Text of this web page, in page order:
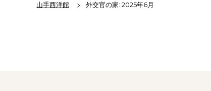
山手西洋館 外交官の家: 2025年6月